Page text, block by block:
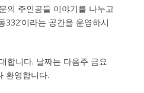
의 주인공들 이야기를 나누고
332’이라는 공간을 운영하시
합니다. 날짜는 다음주 금요
환영합니다.